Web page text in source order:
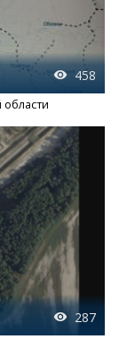
458
287